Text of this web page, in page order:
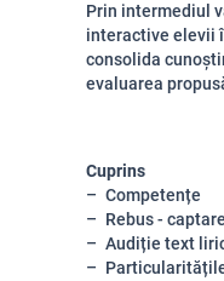
Prin intermediul
interactive elevii
consolida
evaluarea
Cuprins
Competențe
Rebus -
Audiție text